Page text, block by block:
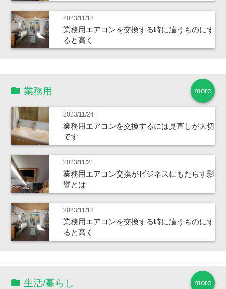
2023/11/18
業務用エアコンを交換する時に違うものにす
ると高く
more
業務用
2023/11/24
業務用エアコンを交換するには見直しが大切
です
2023/11/21
業務用エアコン交換がビジネスにもたらす影
響とは
2023/11/18
業務用エアコンを交換する時に違うものにす
ると高く
more
生活/暮らし